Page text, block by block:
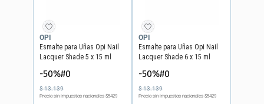
OPI
Esmalte para Uñas Opi Nail
Lacquer Shade 5 x 15 ml
-50%#0
$13.139
Precio sin impuestos nacionales $5429
OPI
Esmalte para Uñas Opi Nail
Lacquer Shade 6 x 15 ml
-50%#0
$13.139
Precio sin impuestos nacionales $5429